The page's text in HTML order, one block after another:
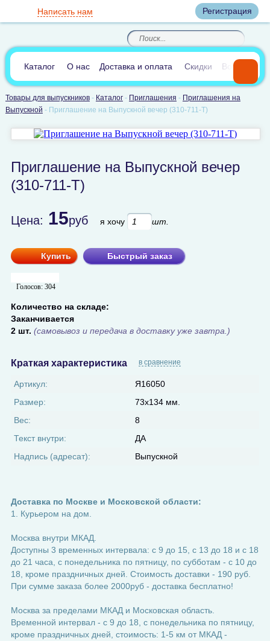
Регистрация
8(812)385-66-65
8(905) 700-70-04
По России звонок
бесплатный
(круглосуточно)
Написать нам
В сравнении:0
Каталог О нас Доставка и оплата Скидки Вопросы и
Товары для выпускников- Каталог- Приглашения - Приглашения на
Выпускной - Приглашение на Выпускной вечер (310-711-T)
Приглашение на Выпускной вечер
(310-711-T)
Цена: 15руб я хочу шт.
Купить Быстрый заказ
Голосов: 304
Количество на складе:
Заканчивается
2 шт. (самовывоз и передача в доставку уже завтра.)
Краткая характеристика в сравнение
Артикул:
Я16050
Размер:
73х134 мм.
Вес:
8
Текст внутри:
ДА
Надпись (адресат):
Выпускной
Доставка по Москве и Московской области:
1. Курьером на дом.
Москва внутри МКАД.
Доступны 3 временных интервала: с 9 до 15, с 13 до 18 и с 18
до 21 часа, с понедельника по пятницу, по субботам - с 10 до
18, кроме праздничных дней. Стоимость доставки - 190 руб.
При сумме заказа более 2000руб - доставка бесплатно!
Москва за пределами МКАД и Московская область.
Временной интервал - с 9 до 18, с понедельника по пятницу,
кроме праздничных дней, стоимость: 1-5 км от МКАД -